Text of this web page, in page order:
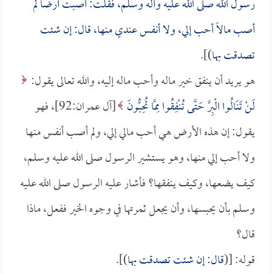
رسول الله صلى الله عليه وآله وسلم، فقلت: أصبت أرضاً لم
أصب مالاً أحب إلي، ولا أنفس عندي منها، قال: إن شئت
تصدقت بها)].
هو يريد أن ينفق خير ماله وأحب ماله إليه، والله تعالى يقول:
لَنْ تَنَالُوا الْبِرَّ حَتَّى تُنْفِقُوا مِمَّا تُحِبُّونَ
[آل عمران:92]، فهو
يقول: إن هذه الأرض هي أحب مالي إلي، ولم أصب أنفس منها
ولا أحب إلي منها، وهو يستشير الرسول صلى الله عليه وسلم،
كيف يضعها، وكيف ينفقها؟ فأشار عليه الرسول صلى الله عليه
وسلم بأن يحبسها، وأن يجعل ثمرتها في وجوه الخير ففعل، ماذا
قال؟
قوله: [(قال: إن شئت تصدقت بها)].